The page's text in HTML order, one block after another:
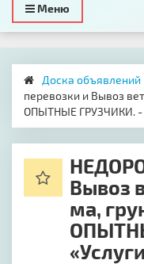
Toggle
navigation
Меню
Доска
перевозки и Вы­воз
ОПЫТ­НЫЕ ГРУЗ­ЧИ­КИ. -
Вы­воз
ма,